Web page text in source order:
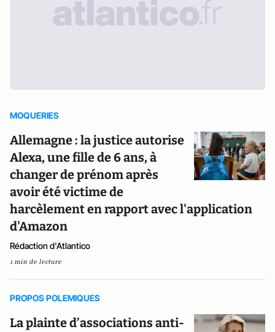
MOQUERIES
Allemagne : la justice autorise
Alexa, une fille de 6 ans, à
changer de prénom après
avoir été victime de
harcèlement en rapport avec l'application
d'Amazon
Rédaction d'Atlantico
1 min de lecture
PROPOS POLEMIQUES
La plainte d’associations anti-